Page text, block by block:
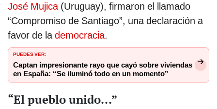
José Mujica(Uruguay), firmaron el llamado
“Compromiso de Santiago”, una declaración a
favor de lademocracia.
PUEDES VER:
Captan impresionante rayo que cayó sobre viviendas
en España: “Se iluminó todo en un momento”
“El pueblo unido...”